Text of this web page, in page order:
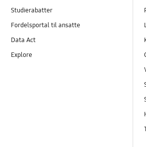
Studierabatter
Fordelsportal til ansatte
Data Act
Explore